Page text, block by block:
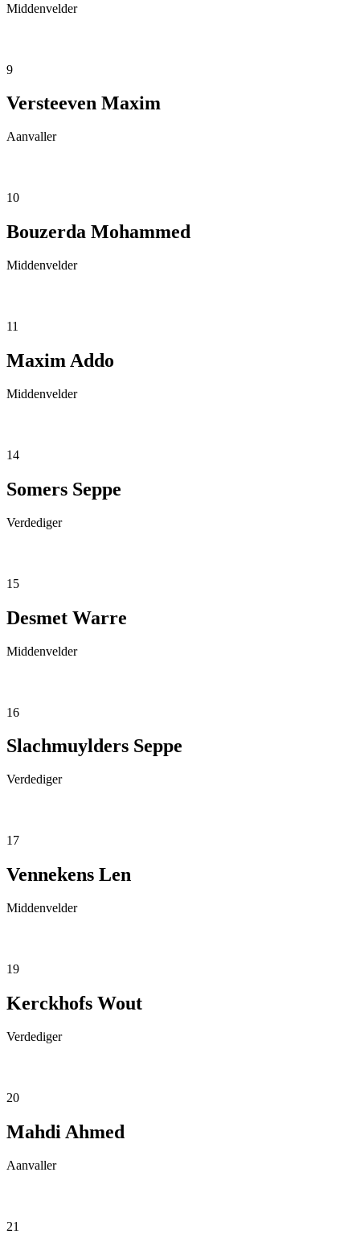
Middenvelder
9
Versteeven Maxim
Aanvaller
10
Bouzerda Mohammed
Middenvelder
11
Maxim Addo
Middenvelder
14
Somers Seppe
Verdediger
15
Desmet Warre
Middenvelder
16
Slachmuylders Seppe
Verdediger
17
Vennekens Len
Middenvelder
19
Kerckhofs Wout
Verdediger
20
Mahdi Ahmed
Aanvaller
21